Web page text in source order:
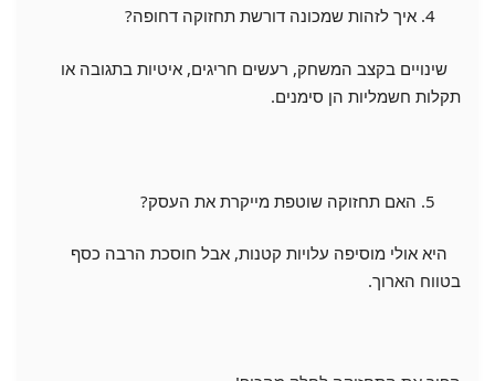
איך לזהות שמכונה דורשת תחזוקה דחופה?
שינויים בקצב המשחק, רעשים חריגים, איטיות בתגובה או
תקלות חשמליות הן סימנים.
האם תחזוקה שוטפת מייקרת את העסק?
היא אולי מוסיפה עלויות קטנות, אבל חוסכת הרבה כסף
בטווח הארוך.